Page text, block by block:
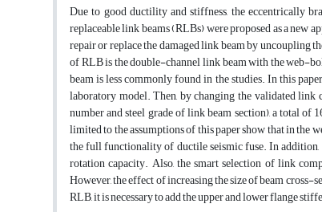
Due to good ductility and stiffness, the eccentrically
replaceable link beams (RLBs) were proposed as a new
repair or replace the damaged link beam by uncoupling
of RLB is the double-channel link beam with the web-
beam is less commonly found in the studies. In this
laboratory model. Then, by changing the validated link
number and steel grade of link beam section), a total
limited to the assumptions of this paper show that in the
the full functionality of ductile seismic fuse. In
rotation capacity. Also, the smart selection of link
However, the effect of increasing the size of beam
RLB, it is necessary to add the upper and lower flange